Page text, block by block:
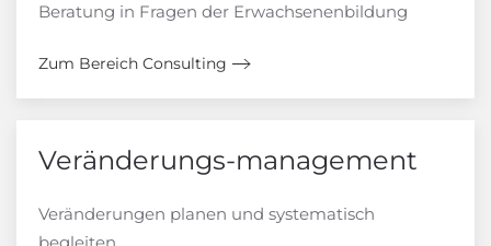
Beratung in Fragen der Erwachsenenbildung
Zum Bereich Consulting
Veränderungs-management
Veränderungen planen und systematisch